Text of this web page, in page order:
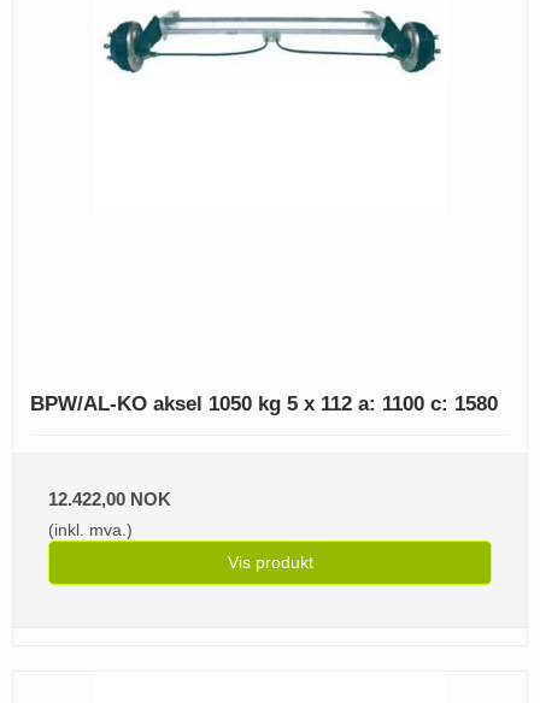
BPW/AL-KO aksel 1050 kg 5 x 112 a: 1100 c: 1580
12.422,00 NOK
(inkl. mva.)
Vis produkt